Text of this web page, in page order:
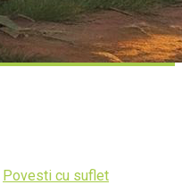
Povesti cu suflet